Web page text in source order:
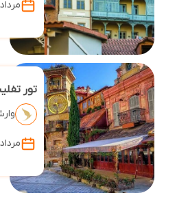
مرداد 1405
تور تفلیس
مرداد 1405